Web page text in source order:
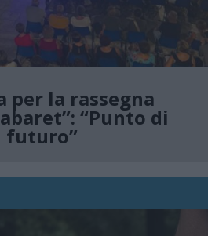
per la rassegna
“Punto di
futuro”